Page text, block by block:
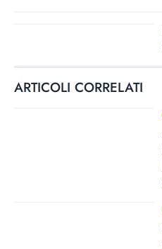
ARTICOLI CORRELATI